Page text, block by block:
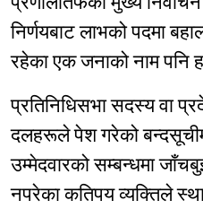
निर्णयबाट लाभको पदमा
रहेका एक जनाको नाम पनि
प्रतिनिधिसभा सदस्य वा
दलहरूले पेश गरेको
उम्मेदवारको सम्बन्धमा
नपरेका कतिपय व्यक्तिले